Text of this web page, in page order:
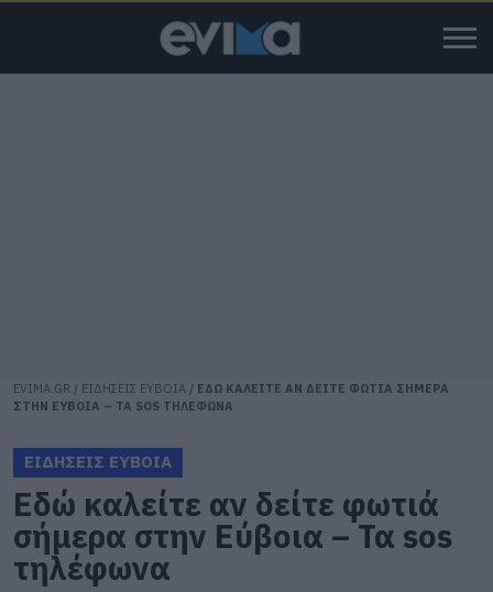
EVIMA.GR / ΕΙΔΗΣΕΙΣ ΕΥΒΟΙΑ / ΕΔΩ ΚΑΛΕΙΤΕ ΑΝ ΔΕΙΤΕ ΦΩΤΙΑ ΣΗΜΕΡΑ
ΣΤΗΝ ΕΥΒΟΙΑ – ΤΑ SOS ΤΗΛΕΦΩΝΑ
ΕΙΔΗΣΕΙΣ ΕΥΒΟΙΑ
Εδώ καλείτε αν δείτε φωτιά
σήμερα στην Εύβοια – Τα sos
τηλέφωνα